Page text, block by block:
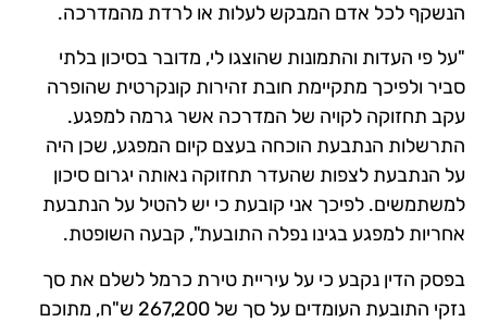
הנשקף לכל אדם המבקש לעלות או לרדת מהמדרכה.
"על פי העדות והתמונות שהוצגו לי, מדובר בסיכון בלתי
סביר ולפיכך מתקיימת חובת זהירות קונקרטית שהופרה
עקב תחזוקה לקויה של המדרכה אשר גרמה למפגע.
התרשלות הנתבעת הוכחה בעצם קיום המפגע, שכן היה
על הנתבעת לצפות שהעדר תחזוקה נאותה יגרום סיכון
למשתמשים. לפיכך אני קובעת כי יש להטיל על הנתבעת
אחריות למפגע בגינו נפלה התובעת", קבעה השופטת.
בפסק הדין נקבע כי על עיריית טירת כרמל לשלם את סך
נזקי התובעת העומדים על סך של 267,200 ש"ח, מתוכם